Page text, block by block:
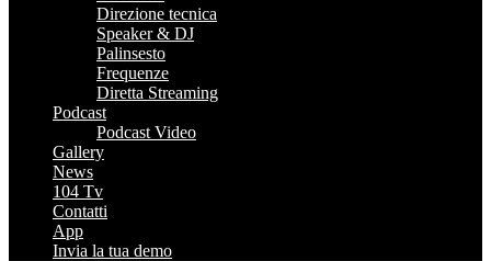
Direzione tecnica
Speaker & DJ
Palinsesto
Frequenze
Diretta Streaming
Podcast
Podcast Video
Gallery
News
104 Tv
Contatti
App
Invia la tua demo